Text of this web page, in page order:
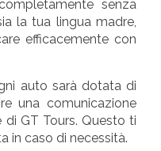
senza
la tua lingua madre,
efficacemente con
auto sarà dotata di
una comunicazione
GT Tours. Questo ti
in caso di necessità.